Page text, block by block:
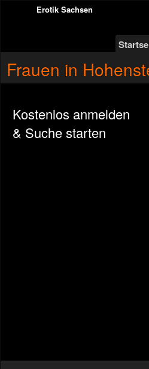
Erotik Sachsen
Frauen in
Kostenlos anmelden
& Suche starten